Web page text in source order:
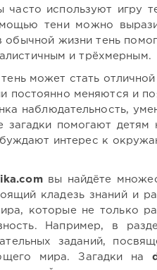
часто используют игру
тени можно
жизни тень
и трёхмерным.
может стать
постоянно меняются и
наблюдательность,
загадки помогают
интерес к
вы найдёте
кладезь знаний и
которые не только
Например, в
заданий,
мира. Загадки на